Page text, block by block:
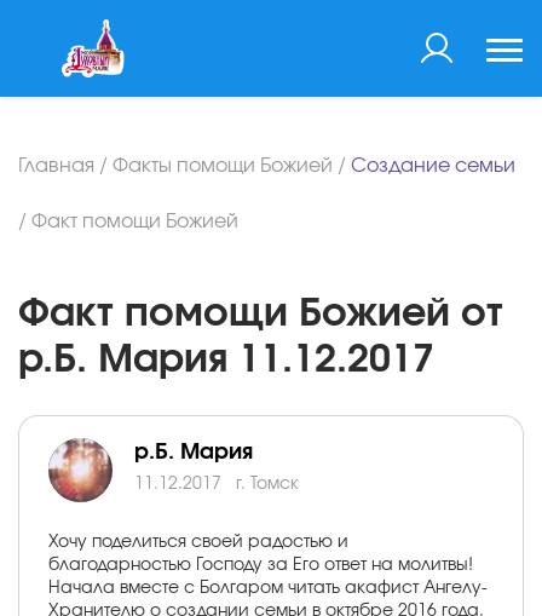
Главная / Факты помощи Божией / Создание семьи
/ Факт помощи Божией
Факт помощи Божией от
р.Б. Мария 11.12.2017
р.Б. Мария
11.12.2017 г. Томск
Хочу поделиться своей радостью и
благодарностью Господу за Его ответ на молитвы!
Начала вместе с Болгаром читать акафист Ангелу-
Хранителю о создании семьи в октябре 2016 года.